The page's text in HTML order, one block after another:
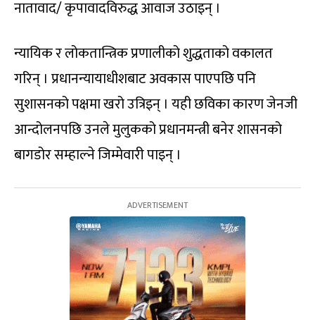
नातावाद/ कृपावादविरुद्ध आवाज उठाइन् ।
न्यायिक र लोकतान्त्रिक प्रणालीको शुद्धताको वकालत
गरिन् । प्रधानन्यायाधीशबाट अवकास पाएपछि पनि
सुशासनको पक्षमा खरो उत्रिइन् । यही छविका कारण जेनजी
आन्दोलनपछि उनले मुलुकको प्रधानमन्त्री बनेर शासनको
बागडोर सम्हाल्ने जिम्मेवारी पाइन् ।